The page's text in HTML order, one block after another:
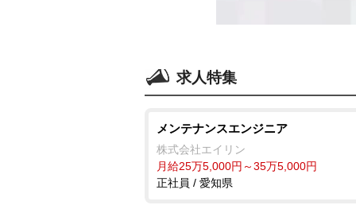
求人特集
メンテナンスエンジニア
株式会社エイリン
月給25万5,000円～35万5,000円
正社員 / 愛知県